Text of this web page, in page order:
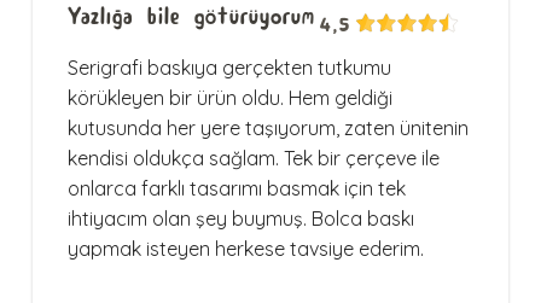
Yazlığa bile götürüyorum 4,5
Serigrafi baskıya gerçekten tutkumu
körükleyen bir ürün oldu. Hem geldiği
kutusunda her yere taşıyorum, zaten ünitenin
kendisi oldukça sağlam. Tek bir çerçeve ile
onlarca farklı tasarımı basmak için tek
ihtiyacım olan şey buymuş. Bolca baskı
yapmak isteyen herkese tavsiye ederim.